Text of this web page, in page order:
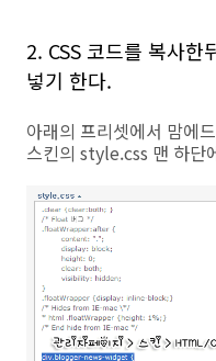
2. CSS 코드를 복사
넣기 한다.
아래의 프리셋에서 맘에
스킨의 style.css 맨 하단